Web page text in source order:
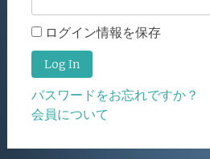
ログイン情報を保存
パスワードをお忘れですか？
会員について